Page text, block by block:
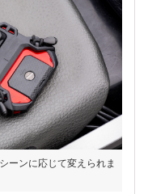
ーンに応じて変えられま